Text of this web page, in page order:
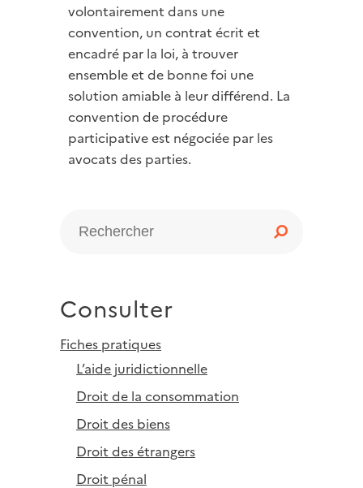
volontairement dans une
convention, un contrat écrit et
encadré par la loi, à trouver
ensemble et de bonne foi une
solution amiable à leur différend. La
convention de procédure
participative est négociée par les
avocats des parties.
Consulter
Fiches pratiques
L’aide juridictionnelle
Droit de la consommation
Droit des biens
Droit des étrangers
Droit pénal